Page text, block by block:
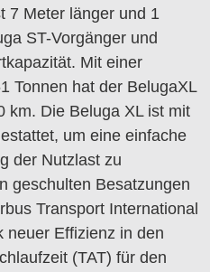
7 Meter länger und 1
ST-Vorgänger und
Mit einer
Tonnen hat der BelugaXL
km. Die Beluga XL ist mit
um eine einfache
der Nutzlast zu
geschulten Besatzungen
Transport International
neuer Effizienz in den
(TAT) für den